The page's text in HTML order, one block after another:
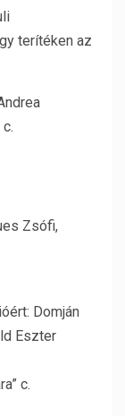
terítéken az
Zsófi,
Domján
Eszter
c.